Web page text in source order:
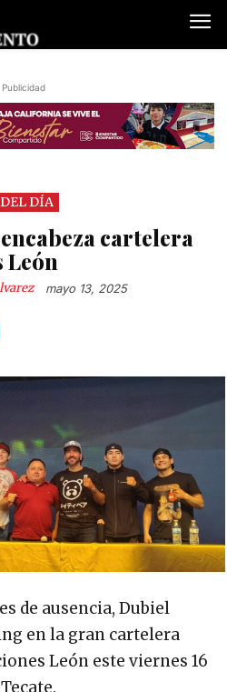
Publicidad
DÍA
cartelera
León
mayo 13, 2025
de ausencia, Dubiel
en la gran cartelera
León este viernes 16